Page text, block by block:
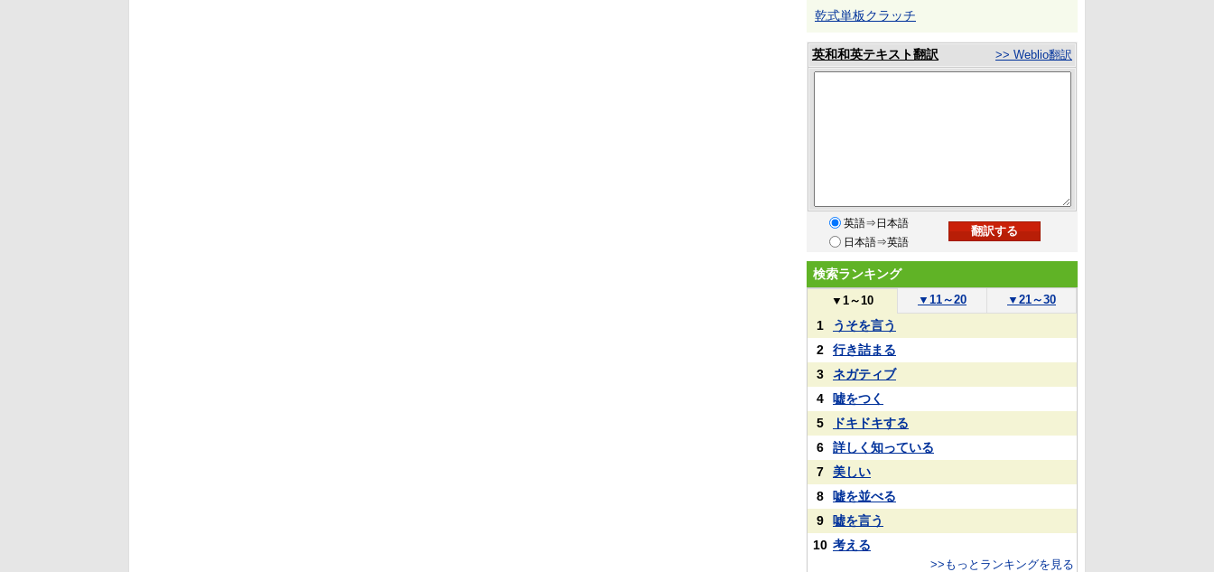
乾式単板クラッチ
英和和英テキスト翻訳 >> Weblio翻訳
英語⇒日本語
日本語⇒英語
検索ランキング
▼ 1～10 ▼ 11～20 ▼ 21～30
1
うそを言う
2
行き詰まる
3
ネガティブ
4
嘘をつく
5
ドキドキする
6
詳しく知っている
7
美しい
8
嘘を並べる
9
嘘を言う
10 考える
>>もっとランキングを見る